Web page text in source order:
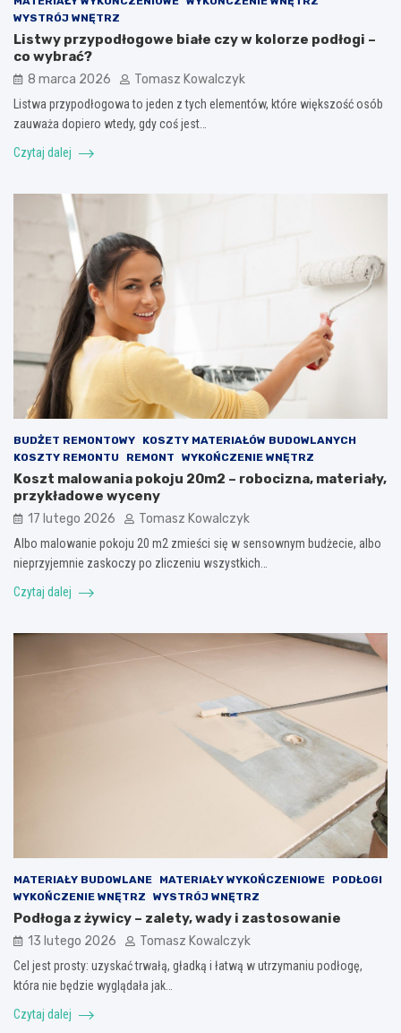
WYSTRÓJ WNĘTRZ
Listwy przypodłogowe białe czy w kolorze podłogi –
co wybrać?
8 marca 2026 Tomasz Kowalczyk
Listwa przypodłogowa to jeden z tych elementów, które większość osób
zauważa dopiero wtedy, gdy coś jest…
Czytaj dalej
BUDŻET REMONTOWY
KOSZTY MATERIAŁÓW BUDOWLANYCH
KOSZTY REMONTU
REMONT WYKOŃCZENIE WNĘTRZ
Koszt malowania pokoju 20m2 – robocizna, materiały,
przykładowe wyceny
17 lutego 2026 Tomasz Kowalczyk
Albo malowanie pokoju 20 m2 zmieści się w sensownym budżecie, albo
nieprzyjemnie zaskoczy po zliczeniu wszystkich…
Czytaj dalej
MATERIAŁY BUDOWLANE MATERIAŁY WYKOŃCZENIOWE
PODŁOGI
WYKOŃCZENIE WNĘTRZ
WYSTRÓJ WNĘTRZ
Podłoga z żywicy – zalety, wady i zastosowanie
13 lutego 2026 Tomasz Kowalczyk
Cel jest prosty: uzyskać trwałą, gładką i łatwą w utrzymaniu podłogę,
która nie będzie wyglądała jak…
Czytaj dalej